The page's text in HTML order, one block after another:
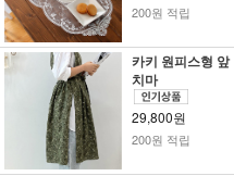
200원 적립
카키 원피스형 앞
치마
29,800원
200원 적립